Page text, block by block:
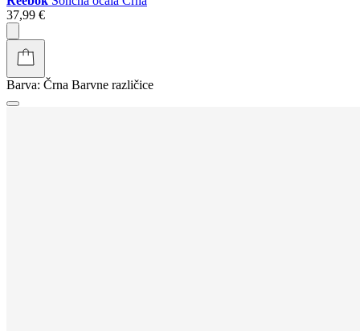
37,99 €
Barva: Črna Barvne različice